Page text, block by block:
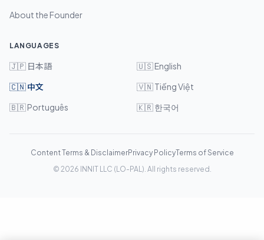
About the Founder
LANGUAGES
🇯🇵 日本語 🇺🇸English
🇨🇳中文 🇻🇳Tiếng Việt
🇧🇷Português 🇰🇷한국어
Content Terms & DisclaimerPrivacy PolicyTerms of Service
© 2026 INNIT LLC (LO-PAL). All rights reserved.